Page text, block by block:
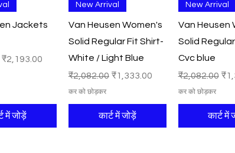
दृश्य
Jackets
बिक्री मूल्य
₹2,193.00
में जोड़ें
त्वरित दृश्य
New Arrival
Van Heusen Women's
Solid Regular Fit Shirt-
White / Light Blue
नियमित मूल्य
₹2,082.00 बिक्री मूल्य
₹1,333.00
कर को छोड़कर
कार्ट में जोड़ें
त्वरित
New Arrival
Van Heusen
Solid
Cvc blue
नियमित मूल्य
₹2,082.00
कर को छोड़कर
कार्ट में